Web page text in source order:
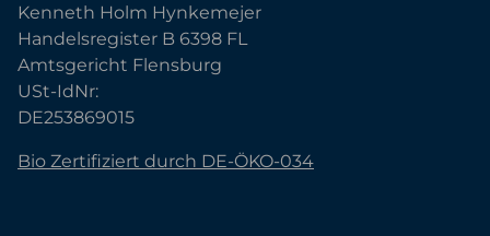
Kenneth Holm Hynkemejer
Handelsregister B 6398 FL
Amtsgericht Flensburg
USt-IdNr:
DE253869015
Bio Zertifiziert durch DE-ÖKO-034